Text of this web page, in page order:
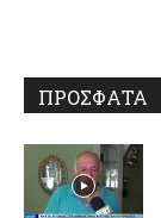
ΠΡΟΣΦΑΤΑ